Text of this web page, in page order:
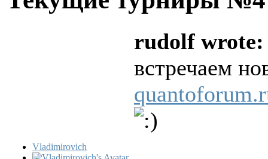
Vladimirovich
rudolf wrote:
встречаем